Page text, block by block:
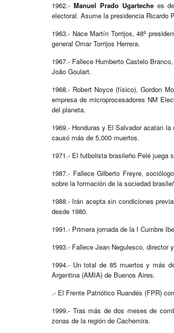
1962.- Manuel Prado Ugarteche es
electoral. Asume la presidencia Ricardo
1963.- Nace Martín Torrijos, 48º
general Omar Torrijos Herrera.
1967.- Fallece Humberto Castelo
João Goulart.
1968.- Robert Noyce (físico), Gordon
empresa de microprocesadores NM
del planeta.
1969.- Honduras y El Salvador acatan
causó más de 5,000 muertos.
1971.- El futbolista brasileño Pelé juega
1987.- Fallece Gilberto Freyre,
sobre la formación de la sociedad
1988.- Irán acepta sin condiciones
desde 1980.
1991.- Primera jornada de la I Cumbre
1993.- Fallece Jean Negulesco, director
1994.- Un total de 85 muertos y más
Argentina (AMIA) de Buenos Aires.
.- El Frente Patriótico Ruandés (FPR)
1999.- Tras más de dos meses de
zonas de la región de Cachemira.